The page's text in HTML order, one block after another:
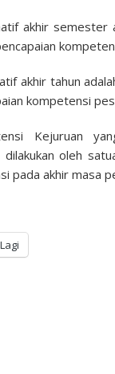
akhir semester
akhir tahun
kompetensi
Kejuruan
oleh
pada akhir masa
Lagi